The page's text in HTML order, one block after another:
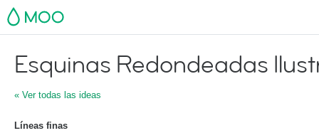
MOO
Esquinas Redondeadas
« Ver todas las ideas
Líneas finas